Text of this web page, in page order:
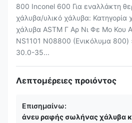
800 Inconel 600 Για εναλλάκτη
χάλυβα/υλικό χάλυβα: Κατηγορία
χάλυβα ASTM Γ Αρ Νι Φε Μo Κου
NS1101 N08800 (Ενικόλυμα
30.0-35...
Λεπτομέρειες προιόντος
Επισημαίνω:
άνευ ραφής σωλήνας χάλυβα